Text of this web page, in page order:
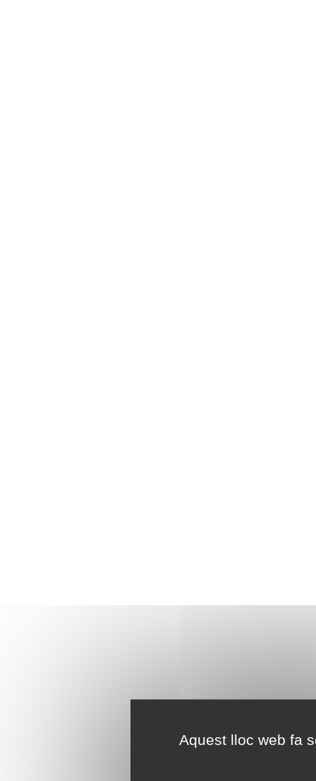
Aquest lloc web fa